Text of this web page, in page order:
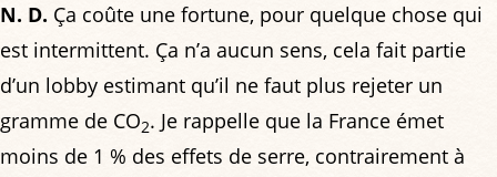
N. D. Ça coûte une fortune, pour quelque chose qui
est intermittent. Ça n’a aucun sens, cela fait partie
d’un lobby estimant qu’il ne faut plus rejeter un
gramme de CO2. Je rappelle que la France émet
moins de 1 % des effets de serre, contrairement à